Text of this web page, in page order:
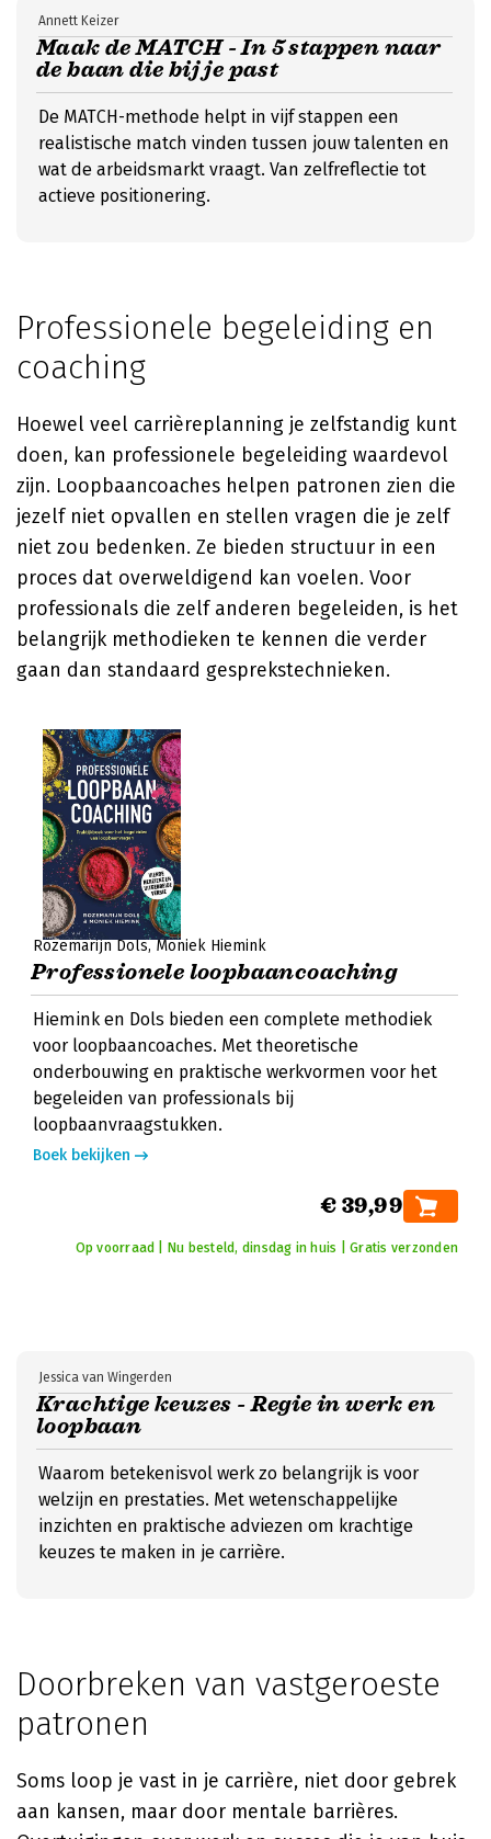
Maak de MATCH - In 5 stappen naar
de baan die bij je past
Annett Keizer
De MATCH-methode helpt in vijf stappen een
realistische match vinden tussen jouw talenten en
wat de arbeidsmarkt vraagt. Van zelfreflectie tot
actieve positionering.
Professionele begeleiding en
coaching
Hoewel veel carrièreplanning je zelfstandig kunt
doen, kan professionele begeleiding waardevol
zijn. Loopbaancoaches helpen patronen zien die
jezelf niet opvallen en stellen vragen die je zelf
niet zou bedenken. Ze bieden structuur in een
proces dat overweldigend kan voelen. Voor
professionals die zelf anderen begeleiden, is het
belangrijk methodieken te kennen die verder
gaan dan standaard gesprekstechnieken.
Rozemarijn Dols Moniek Hiemink
Professionele loopbaancoaching
Hiemink en Dols bieden een complete methodiek
voor loopbaancoaches. Met theoretische
onderbouwing en praktische werkvormen voor het
begeleiden van professionals bij
loopbaanvraagstukken.
Boek bekijken
€ 39,99
Op voorraad | Nu besteld, dinsdag in huis | Gratis verzonden
Krachtige keuzes - Regie in werk en
loopbaan
Jessica van Wingerden
Waarom betekenisvol werk zo belangrijk is voor
welzijn en prestaties. Met wetenschappelijke
inzichten en praktische adviezen om krachtige
keuzes te maken in je carrière.
Doorbreken van vastgeroeste
patronen
Soms loop je vast in je carrière, niet door gebrek
aan kansen, maar door mentale barrières.